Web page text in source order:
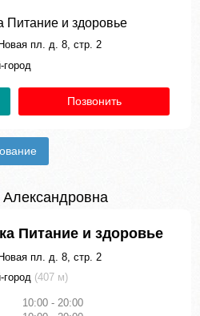
Питание и здоровье
пл. д. 8, стр. 2
город
Позвонить
Питание и здоровье
пл. д. 8, стр. 2
город (407 м)
10:00 - 20:00